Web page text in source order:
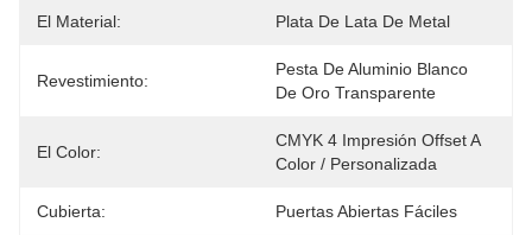
El Material: Plata De Lata De Metal
Revestimiento:
Pesta De Aluminio Blanco
De Oro Transparente
El Color:
CMYK 4 Impresión Offset A
Color / Personalizada
Cubierta: Puertas Abiertas Fáciles